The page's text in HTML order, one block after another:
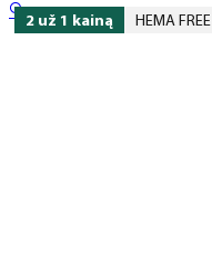
2 už 1 kainą HEMA FREE
🔍